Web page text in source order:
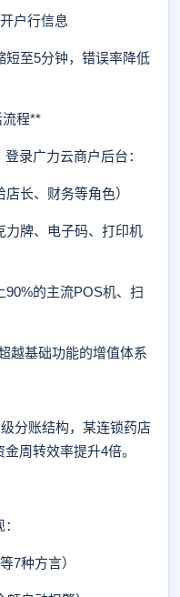
户行信息
至5分钟，错误率降低
程**
录广力云商户后台：
长、财务等角色）
牌、电子码、打印机
的主流POS机、扫
基础功能的增值体系
分账结构，某连锁药店
周转效率提升4倍。
种方言）